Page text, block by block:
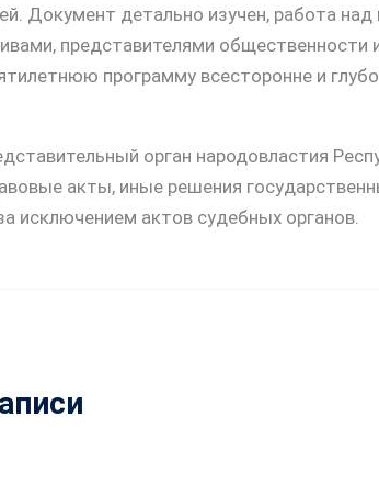
Документ детально изучен, работа над
представителями общественности
программу всесторонне и
орган народовластия
акты, иные решения
исключением актов судебных органов.